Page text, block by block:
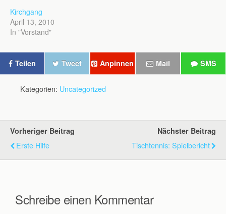
Kirchgang
April 13, 2010
In "Vorstand"
Teilen Tweet Anpinnen Mail SMS
Kategorien: Uncategorized
Vorheriger Beitrag
Erste Hilfe
Nächster Beitrag
Tischtennis: Spielbericht
Schreibe einen Kommentar